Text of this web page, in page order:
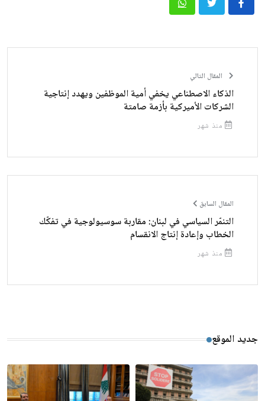
المقال التالي
الذكاء الاصطناعي يخفي أمية الموظفين ويهدد إنتاجية
الشركات الأميركية بأزمة صامتة
منذ شهر
المقال السابق
التنمّر السياسي في لبنان: مقاربة سوسيولوجية في تفكّك
الخطاب وإعادة إنتاج الانقسام
منذ شهر
جديد الموقع